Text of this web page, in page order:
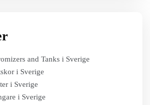
and Tanks i Sverige
i Sverige
i Sverige
i Sverige